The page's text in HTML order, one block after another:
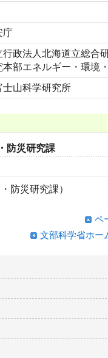
庁
行政法人北海道立総合
本部エネルギー・環境
士山科学研究所
防災研究課
防災研究課）
ペ
文部科学省ホー